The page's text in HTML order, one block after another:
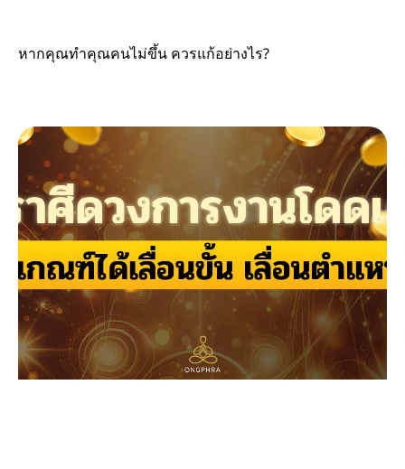
หากคุณทำคุณคนไม่ขึ้น ควรแก้อย่างไร?